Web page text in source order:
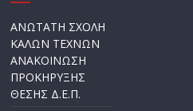
ΑΝΩΤΑΤΗ ΣΧΟΛΗ
ΚΑΛΩΝ ΤΕΧΝΩΝ
ΑΝΑΚΟΙΝΩΣΗ
ΠΡΟΚΗΡΥΞΗΣ
ΘΕΣΗΣ Δ.Ε.Π.